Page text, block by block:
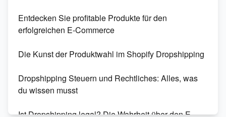
Entdecken Sie profitable Produkte für den
erfolgreichen E-Commerce
Die Kunst der Produktwahl im Shopify Dropshipping
Dropshipping Steuern und Rechtliches: Alles, was
du wissen musst
Ist Dropshipping legal? Die Wahrheit über den E-